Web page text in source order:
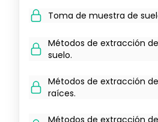
Toma de muestra de
Métodos de extracción
suelo.
Métodos de extracción
raíces.
Métodos de extracción